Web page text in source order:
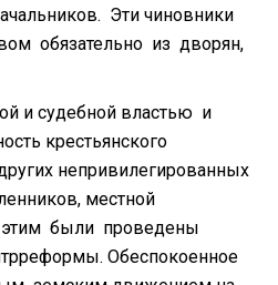
Эти чиновники
обязательно из дворян,
и судебной властью и
крестьянского
непривилегированных
местной
этим были проведены
Обеспокоенное